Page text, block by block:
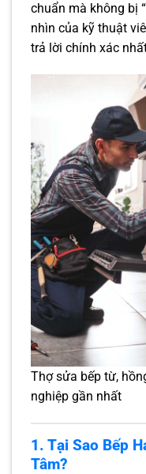
chuẩn mà không bị
nhìn của kỹ thuật
trả lời chính xác
Thợ sửa bếp từ,
nghiệp gần nhất
1. Tại Sao Bếp
Tâm?